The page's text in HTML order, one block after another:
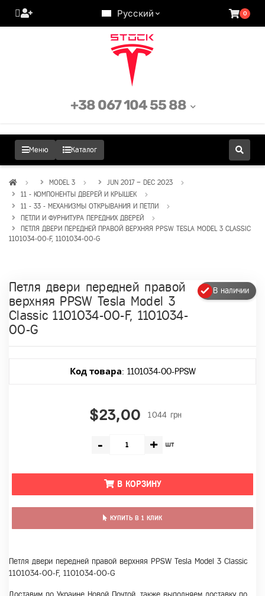
Русский 0
Меню Каталог
+38 067 104 55 88
MODEL 3
JUN 2017 – DEC 2023
11 - КОМПОНЕНТЫ ДВЕРЕЙ И КРЫШЕК
11 - 33 - МЕХАНИЗМЫ ОТКРЫВАНИЯ И ПЕТЛИ
ПЕТЛИ И ФУРНИТУРА ПЕРЕДНИХ ДВЕРЕЙ
ПЕТЛЯ ДВЕРИ ПЕРЕДНЕЙ ПРАВОЙ ВЕРХНЯЯ PPSW TESLA MODEL 3 CLASSIC
1101034-00-F, 1101034-00-G
В наличии
Петля двери передней правой
верхняя PPSW Tesla Model 3
Classic 1101034-00-F, 1101034-
00-G
Код товара: 1101034-00-PPSW
$23,00 1044 грн
- + шт
В КОРЗИНУ
КУПИТЬ В 1 КЛИК
Петля двери передней правой верхняя PPSW Tesla Model 3 Classic
1101034-00-F, 1101034-00-G